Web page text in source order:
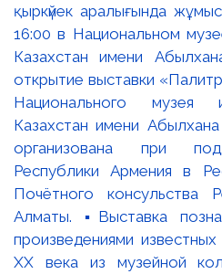
қыркүйек аралығында
16:00 в Национальном
Казахстан имени
открытие выставки
Национального музея
Казахстан имени
организована при
Республики Армения в
Почётного консульства
Алматы. ▪️Выставка
произведениями
XX века из музейной